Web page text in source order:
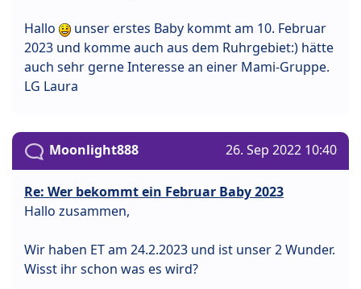
Hallo
unser erstes Baby kommt am 10. Februar
2023 und komme auch aus dem Ruhrgebiet:) hätte
auch sehr gerne Interesse an einer Mami-Gruppe.
LG Laura
Moonlight888 26. Sep 2022 10:40
Re: Wer bekommt ein Februar Baby 2023
Hallo zusammen,
Wir haben ET am 24.2.2023 und ist unser 2 Wunder.
Wisst ihr schon was es wird?